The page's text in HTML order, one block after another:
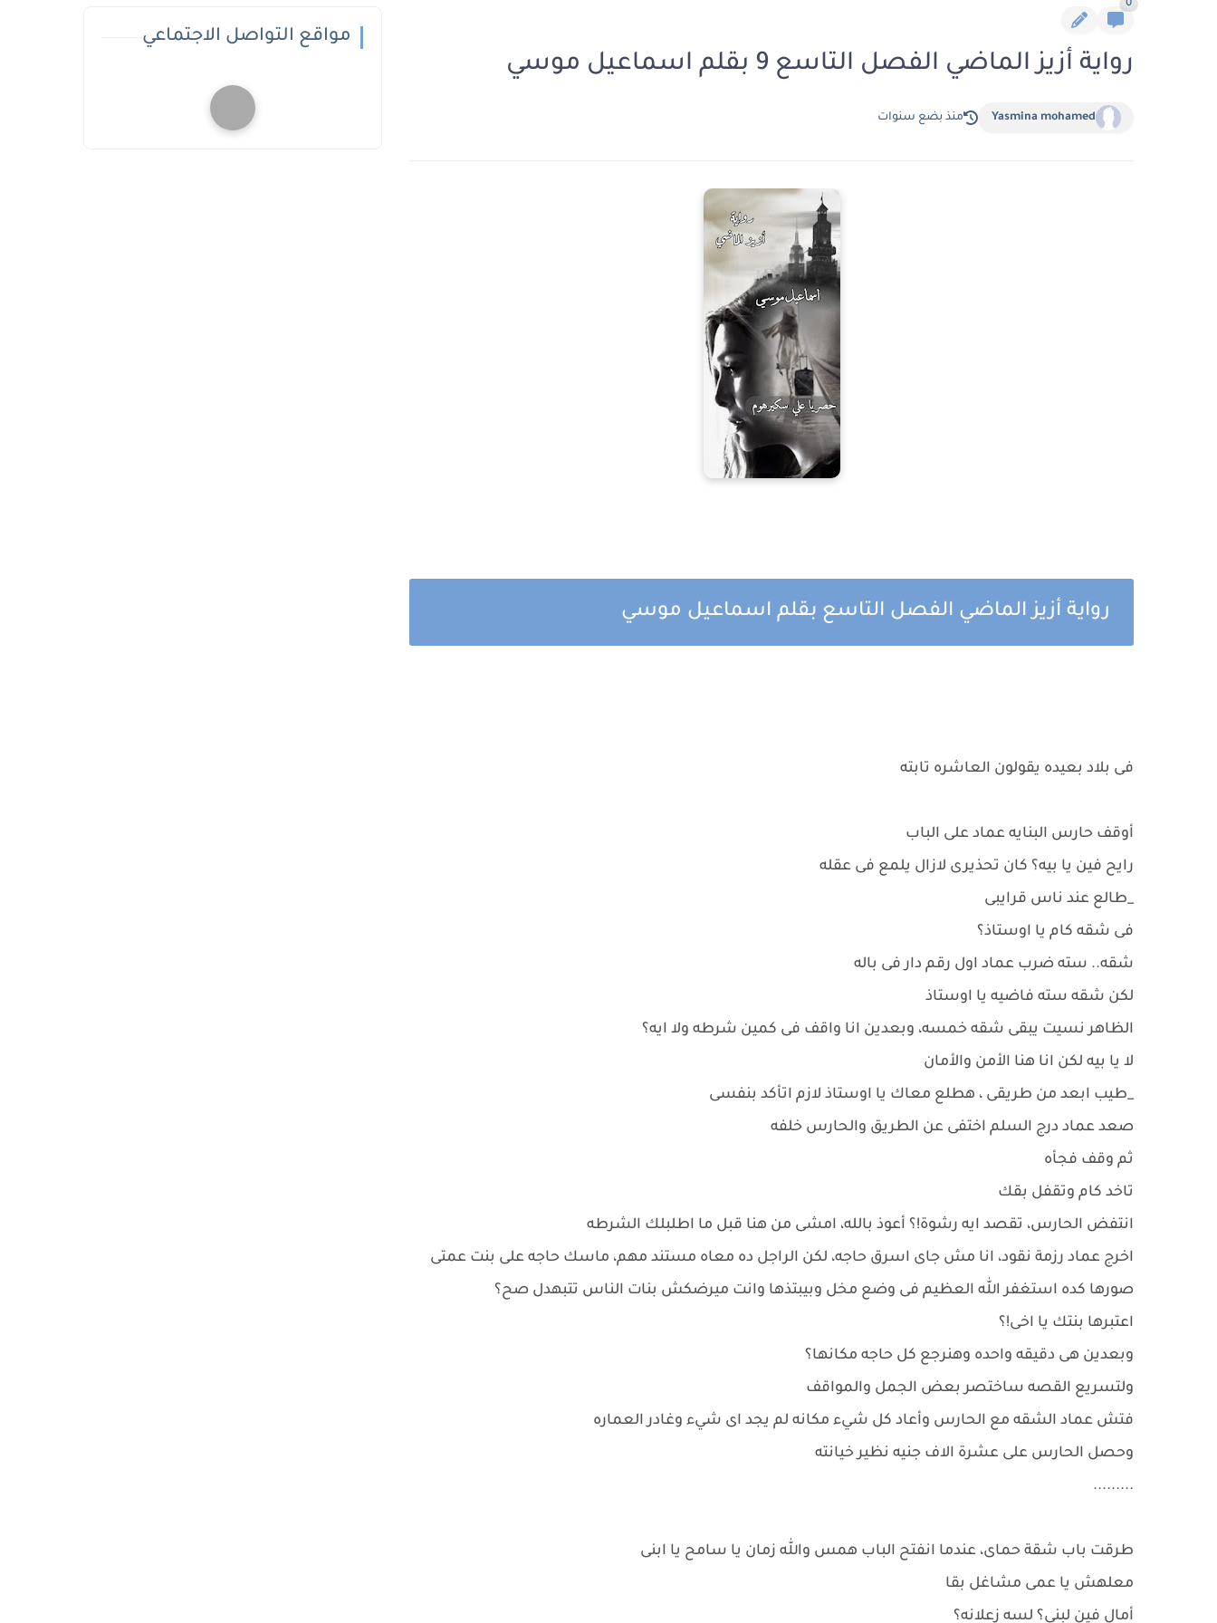
0
رواية أزيز الماضي الفصل التاسع 9 بقلم اسماعيل موسي
Yasmina mohamed منذ بضع سنوات
رواية أزيز الماضي الفصل التاسع بقلم اسماعيل موسي
فى بلاد بعيده يقولون العاشره تابته
أوقف حارس البنايه عماد على الباب
رايح فين يا بيه؟ كان تحذيرى لازال يلمع فى عقله
_طالع عند ناس قرايبى
فى شقه كام يا اوستاذ؟
شقه.. سته ضرب عماد اول رقم دار فى باله
لكن شقه سته فاضيه يا اوستاذ
الظاهر نسيت يبقى شقه خمسه، وبعدين انا واقف فى كمين شرطه ولا ايه؟
لا يا بيه لكن انا هنا الأمن والأمان
_طيب ابعد من طريقى ، هطلع معاك يا اوستاذ لازم اتأكد بنفسى
صعد عماد درج السلم اختفى عن الطريق والحارس خلفه
ثم وقف فجأه
تاخد كام وتقفل بقك
انتفض الحارس، تقصد ايه رشوة!؟ أعوذ بالله، امشى من هنا قبل ما اطلبلك الشرطه
اخرج عماد رزمة نقود، انا مش جاى اسرق حاجه، لكن الراجل ده معاه مستند مهم، ماسك حاجه على بنت عمتى
صورها كده استغفر الله العظيم فى وضع مخل وبيبتذها وانت ميرضكش بنات الناس تتبهدل صح؟
اعتبرها بنتك يا اخى!؟
وبعدين هى دقيقه واحده وهنرجع كل حاجه مكانها؟
ولتسريع القصه ساختصر بعض الجمل والمواقف
فتش عماد الشقه مع الحارس وأعاد كل شيء مكانه لم يجد اى شيء وغادر العماره
وحصل الحارس على عشرة الاف جنيه نظير خيانته
.........
طرقت باب شقة حماى، عندما انفتح الباب همس والله زمان يا سامح يا ابنى
معلهش يا عمى مشاغل بقا
أمال فين لبنى؟ لسه زعلانه؟
مواقع التواصل الاجتماعي